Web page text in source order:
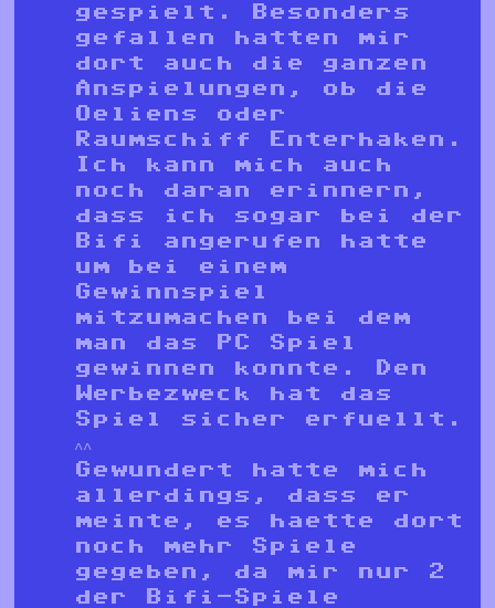
gespielt. Besonders
gefallen hatten mir
dort auch die ganzen
Anspielungen, ob die
Oeliens oder
Raumschiff Enterhaken.
Ich kann mich auch
noch daran erinnern,
dass ich sogar bei der
Bifi angerufen hatte
um bei einem
Gewinnspiel
mitzumachen bei dem
man das PC Spiel
gewinnen konnte. Den
Werbezweck hat das
Spiel sicher erfuellt.
^^
Gewundert hatte mich
allerdings, dass er
meinte, es haette dort
noch mehr Spiele
gegeben, da mir nur 2
der Bifi-Spiele